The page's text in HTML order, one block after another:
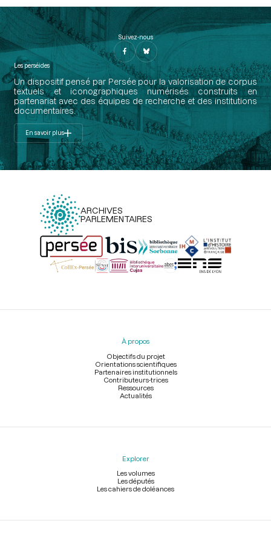
Suivez-nous
Les perséides
Un dispositif pensé par Persée pour la valorisation de corpus
textuels et iconographiques numérisés construits en
partenariat avec des équipes de recherche et des institutions
documentaires.
En savoir plus
ARCHIVES
PARLEMENTAIRES
Menu
À propos
Objectifs du projet
Orientations scientifiques
Partenaires institutionnels
Contributeurs-trices
Ressources
Actualités
Explorer
Les volumes
Les députés
Les cahiers de doléances